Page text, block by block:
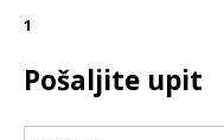
1
Pošaljite upit